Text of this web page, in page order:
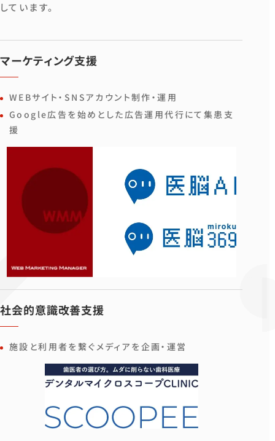
しています。
マーケティング支援
WEBサイト・SNSアカウント制作・運用
Google広告を始めとした広告運用代行にて集患支
援
社会的意識改善支援
施設と利用者を繋ぐメディアを企画・運営